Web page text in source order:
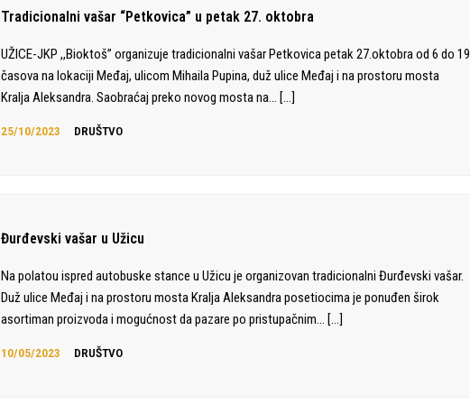
Tradicionalni vašar “Petkovica” u petak 27. oktobra
UŽICE-JKP ,,Bioktoš” organizuje tradicionalni vašar Petkovica petak 27.oktobra od 6 do 19
časova na lokaciji Međaj, ulicom Mihaila Pupina, duž ulice Međaj i na prostoru mosta
Kralja Aleksandra. Saobraćaj preko novog mosta na… […]
25/10/2023 DRUŠTVO
Đurđevski vašar u Užicu
Na polatou ispred autobuske stance u Užicu je organizovan tradicionalni Đurđevski vašar.
Duž ulice Međaj i na prostoru mosta Kralja Aleksandra posetiocima je ponuđen širok
asortiman proizvoda i mogućnost da pazare po pristupačnim… […]
10/05/2023 DRUŠTVO